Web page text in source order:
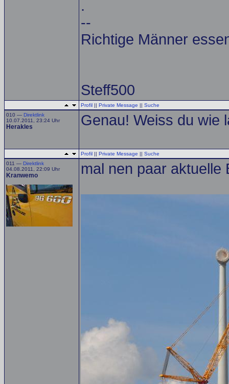
.
--
Richtige Männer
Steff500
Profil || Private Message || Suche
010 — Direktlink
10.07.2011, 23:24 Uhr
Herakles Genau! Weiss du wie
Profil || Private Message || Suche
011 — Direktlink
04.08.2011, 22:09 Uhr
Kranwemo mal nen paar aktuelle